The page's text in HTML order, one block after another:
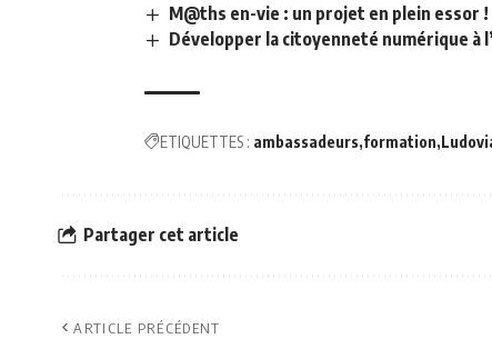
M@ths en-vie : un projet en plein essor !
Développer la citoyenneté numérique à
ETIQUETTES : ambassadeurs formation
Partager cet article
ARTICLE PRÉCÉDENT